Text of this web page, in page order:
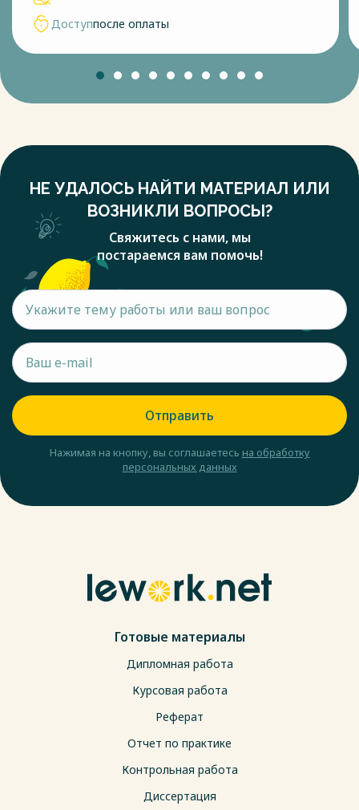
Доступпосле оплаты
НЕ УДАЛОСЬ НАЙТИ МАТЕРИАЛ ИЛИ
ВОЗНИКЛИ ВОПРОСЫ?
Свяжитесь с нами, мы
постараемся вам помочь!
Отправить
Нажимая на кнопку, вы соглашаетесь на обработку
персональных данных
Готовые материалы
Дипломная работа
Курсовая работа
Реферат
Отчет по практике
Контрольная работа
Диссертация